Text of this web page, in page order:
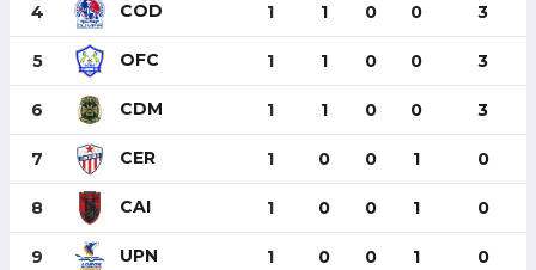
4 COD 1 1 0 0 3
5 OFC 1 1 0 0 3
6 CDM 1 1 0 0 3
7 CER 1 0 0 1 0
8 CAI 1 0 0 1 0
9 UPN 1 0 0 1 0